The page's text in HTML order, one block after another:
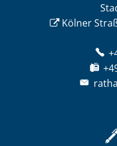
Kölner